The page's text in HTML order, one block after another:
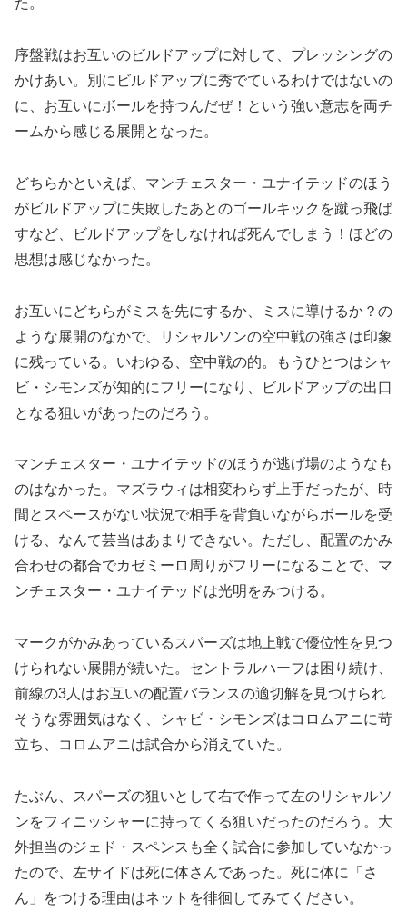
た。
序盤戦はお互いのビルドアップに対して、プレッシングの
かけあい。別にビルドアップに秀でているわけではないの
に、お互いにボールを持つんだぜ！という強い意志を両チ
ームから感じる展開となった。
どちらかといえば、マンチェスター・ユナイテッドのほう
がビルドアップに失敗したあとのゴールキックを蹴っ飛ば
すなど、ビルドアップをしなければ死んでしまう！ほどの
思想は感じなかった。
お互いにどちらがミスを先にするか、ミスに導けるか？の
ような展開のなかで、リシャルソンの空中戦の強さは印象
に残っている。いわゆる、空中戦の的。もうひとつはシャ
ビ・シモンズが知的にフリーになり、ビルドアップの出口
となる狙いがあったのだろう。
マンチェスター・ユナイテッドのほうが逃げ場のようなも
のはなかった。マズラウィは相変わらず上手だったが、時
間とスペースがない状況で相手を背負いながらボールを受
ける、なんて芸当はあまりできない。ただし、配置のかみ
合わせの都合でカゼミーロ周りがフリーになることで、マ
ンチェスター・ユナイテッドは光明をみつける。
マークがかみあっているスパーズは地上戦で優位性を見つ
けられない展開が続いた。セントラルハーフは困り続け、
前線の3人はお互いの配置バランスの適切解を見つけられ
そうな雰囲気はなく、シャビ・シモンズはコロムアニに苛
立ち、コロムアニは試合から消えていた。
たぶん、スパーズの狙いとして右で作って左のリシャルソ
ンをフィニッシャーに持ってくる狙いだったのだろう。大
外担当のジェド・スペンスも全く試合に参加していなかっ
たので、左サイドは死に体さんであった。死に体に「さ
ん」をつける理由はネットを徘徊してみてください。